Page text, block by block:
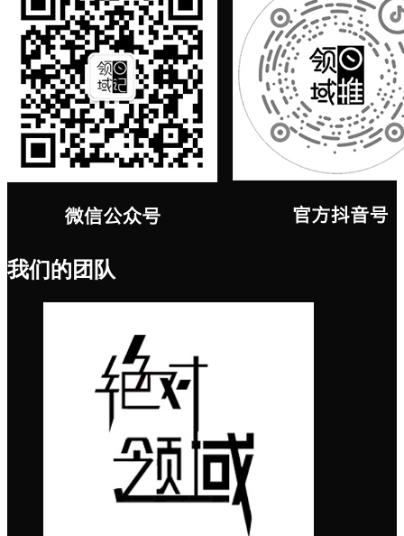
我们的团队